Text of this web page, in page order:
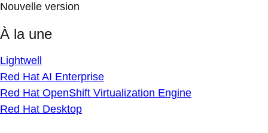
Nouvelle version
À la une
Lightwell
Red Hat AI Enterprise
Red Hat OpenShift Virtualization Engine
Red Hat Desktop